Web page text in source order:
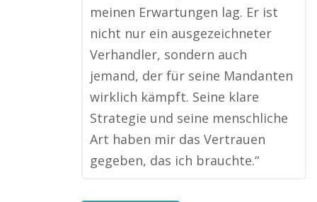
meinen Erwartungen lag. Er ist
nicht nur ein ausgezeichneter
Verhandler, sondern auch
jemand, der für seine Mandanten
wirklich kämpft. Seine klare
Strategie und seine menschliche
Art haben mir das Vertrauen
gegeben, das ich brauchte.“